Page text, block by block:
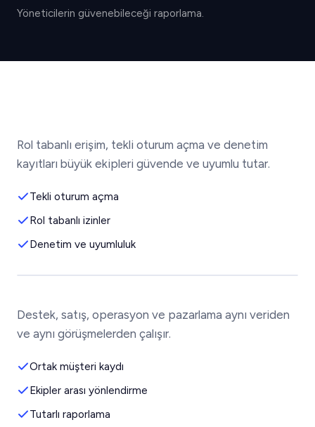
Yöneticilerin güvenebileceği raporlama.
Rol tabanlı erişim, tekli oturum açma ve denetim
kayıtları büyük ekipleri güvende ve uyumlu tutar.
Tekli oturum açma
Rol tabanlı izinler
Denetim ve uyumluluk
Destek, satış, operasyon ve pazarlama aynı veriden
ve aynı görüşmelerden çalışır.
Ortak müşteri kaydı
Ekipler arası yönlendirme
Tutarlı raporlama